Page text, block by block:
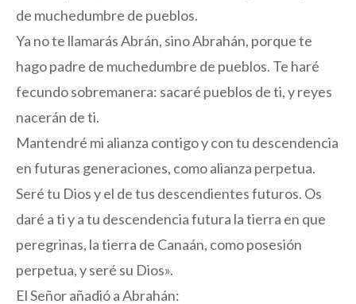
de muchedumbre de pueblos.
Ya no te llamarás Abrán, sino Abrahán, porque te
hago padre de muchedumbre de pueblos. Te haré
fecundo sobremanera: sacaré pueblos de ti, y reyes
nacerán de ti.
Mantendré mi alianza contigo y con tu descendencia
en futuras generaciones, como alianza perpetua.
Seré tu Dios y el de tus descendientes futuros. Os
daré a ti y a tu descendencia futura la tierra en que
peregrinas, la tierra de Canaán, como posesión
perpetua, y seré su Dios».
El Señor añadió a Abrahán: